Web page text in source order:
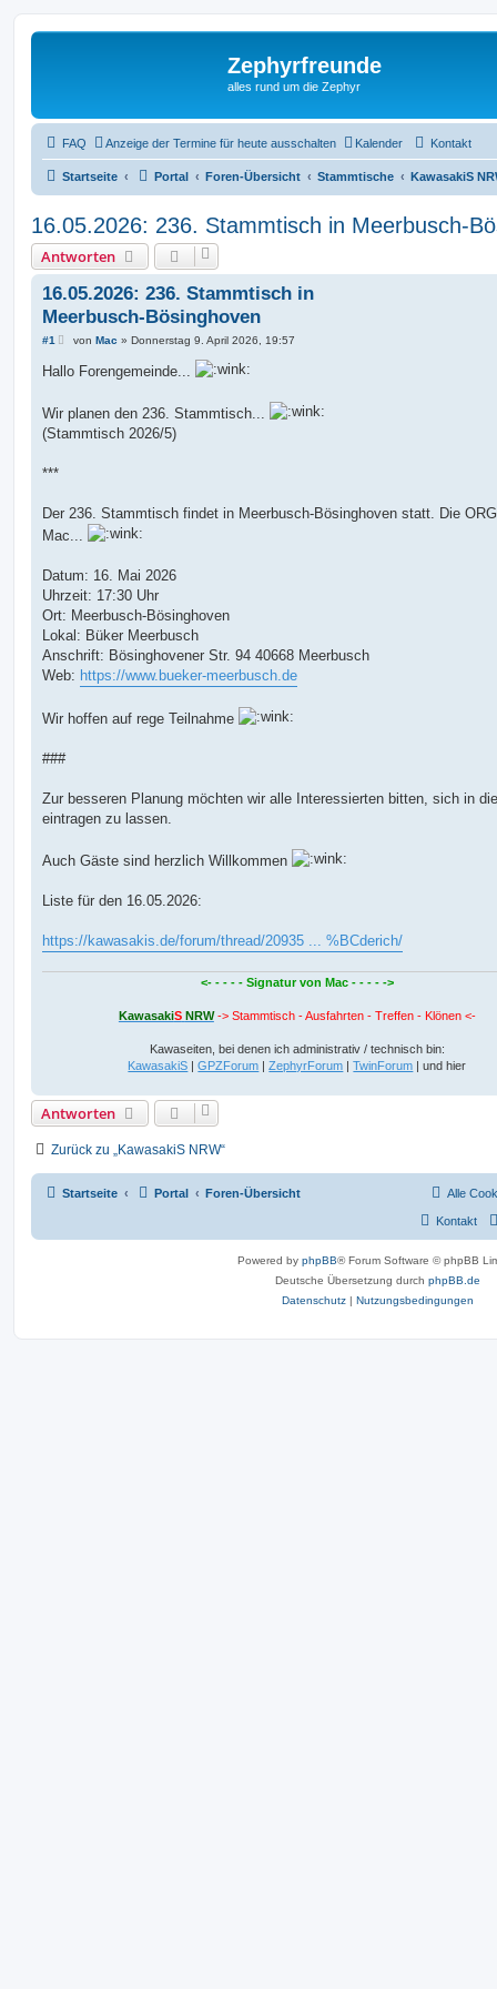
Zephyrfreunde
alles rund um die Zephyr
FAQ Anzeige der Termine für heute ausschalten Kalender Kontakt
Startseite Portal Foren-Übersicht Stammtische KawasakiS
16.05.2026: 236. Stammtisch in Meerbusch-
Antworten
16.05.2026: 236. Stammtisch in
Meerbusch-Bösinghoven
#1
B
t
g
von Mac » Donnerstag 9. April 2026, 19:57
Hallo Forengemeinde...
Wir planen den 236. Stammtisch...
(Stammtisch 2026/5)
***
Der 236. Stammtisch findet in Meerbusch-Bösinghoven statt. Die
Mac...
Datum: 16. Mai 2026
Uhrzeit: 17:30 Uhr
Ort: Meerbusch-Bösinghoven
Lokal: Büker Meerbusch
Anschrift: Bösinghovener Str. 94 40668 Meerbusch
Web: https://www.bueker-meerbusch.de
Wir hoffen auf rege Teilnahme
###
Zur besseren Planung möchten wir alle Interessierten bitten, sich in
eintragen zu lassen.
Auch Gäste sind herzlich Willkommen
Liste für den 16.05.2026:
https://kawasakis.de/forum/thread/20935 ... %BCderich/
<- - - - - Signatur von Mac - - - - ->
KawasakiS NRW -> Stammtisch - Ausfahrten - Treffen - Klönen <-
Kawaseiten, bei denen ich administrativ / technisch bin:
KawasakiS |GPZForum |ZephyrForum |TwinForum | und hier
Antworten
Zurück zu „KawasakiS NRW“
Startseite Portal Foren-Übersicht Alle
Kontakt
Powered by phpBB® Forum Software © phpBB
Deutsche Übersetzung durch phpBB.de
Datenschutz | Nutzungsbedingungen